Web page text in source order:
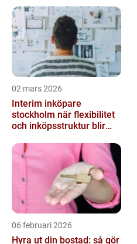
02 mars 2026
Interim inköpare
stockholm när flexibilitet
och inköpsstruktur blir
06 februari 2026
Hyra ut din bostad: så gör